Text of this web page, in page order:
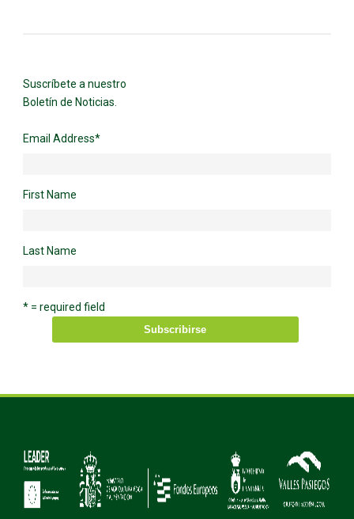
Suscríbete a nuestro
Boletín de Noticias.
Email Address*
First Name
Last Name
* = required field